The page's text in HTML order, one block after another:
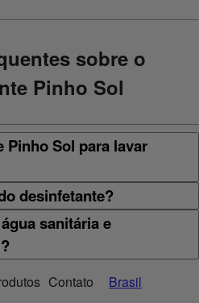
sobre o
Pinho Sol
Pinho Sol para lavar
desinfetante?
sanitária e
Contato
Brasil